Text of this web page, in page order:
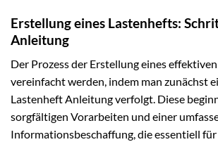
Erstellung eines Lastenhefts:
Anleitung
Der Prozess der Erstellung eines
vereinfacht werden, indem man zunächst
Lastenheft Anleitung verfolgt. Diese
sorgfältigen Vorarbeiten und einer
Informationsbeschaffung, die essentiell für